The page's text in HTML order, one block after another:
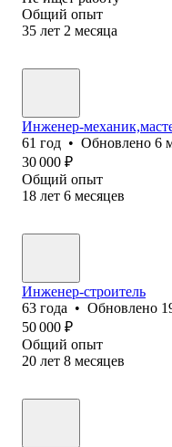
Общий опыт
35 лет 2 месяца
Инженер-
61 год • Обновлено 6
30 000 ₽
Общий опыт
18 лет 6 месяцев
Инженер-строитель
63 года • Обновлено
50 000 ₽
Общий опыт
20 лет 8 месяцев